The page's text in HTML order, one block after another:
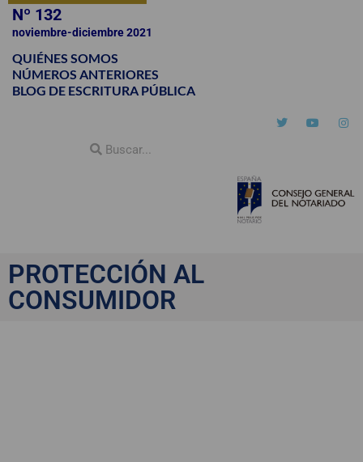
Nº 132
noviembre-diciembre 2021
QUIÉNES SOMOS
NÚMEROS ANTERIORES
BLOG DE ESCRITURA PÚBLICA
PROTECCIÓN AL
CONSUMIDOR